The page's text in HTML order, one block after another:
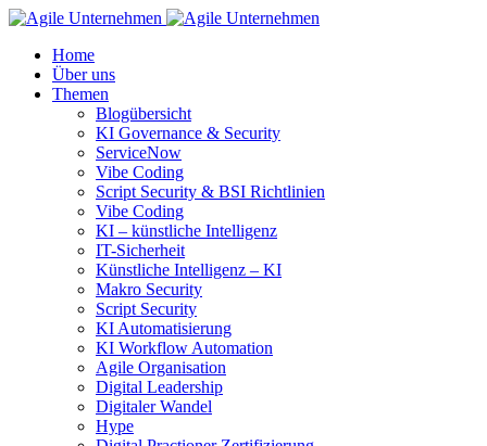
Home
Über uns
Themen
Blogübersicht
KI Governance & Security
ServiceNow
Vibe Coding
Script Security & BSI Richtlinien
Vibe Coding
KI – künstliche Intelligenz
IT-Sicherheit
Künstliche Intelligenz – KI
Makro Security
Script Security
KI Automatisierung
KI Workflow Automation
Agile Organisation
Digital Leadership
Digitaler Wandel
Hype